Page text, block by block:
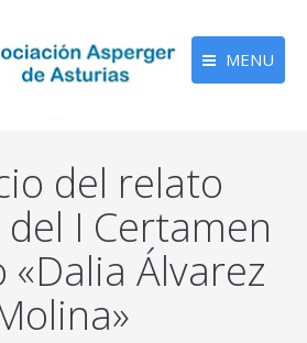
MENU
del relato
I Certamen
Álvarez